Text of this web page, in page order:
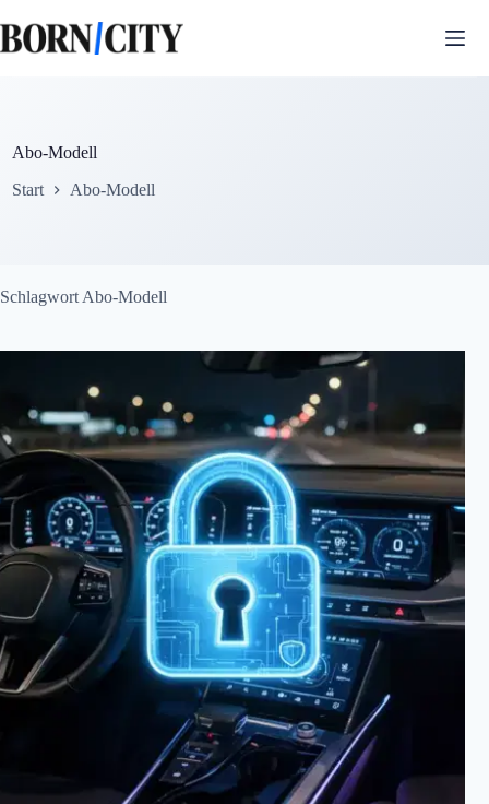
Inhalt
springen
Abo-Modell
Start Abo-Modell
Schlagwort Abo-Modell